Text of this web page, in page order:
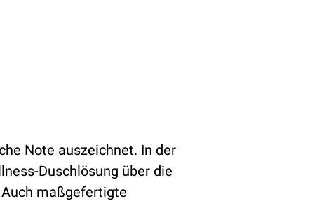
Note auszeichnet. In der
Duschlösung über die
maßgefertigte